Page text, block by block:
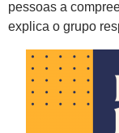
pessoas a
explica o grupo